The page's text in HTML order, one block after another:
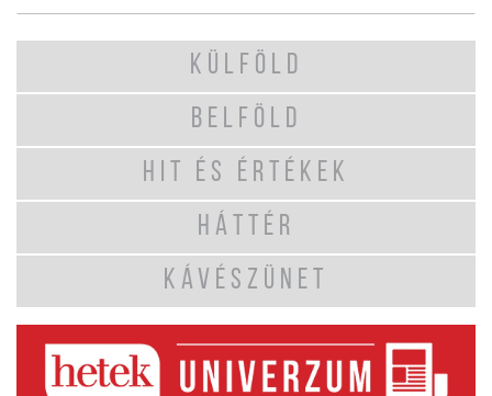
KÜLFÖLD
BELFÖLD
HIT ÉS ÉRTÉKEK
HÁTTÉR
KÁVÉSZÜNET